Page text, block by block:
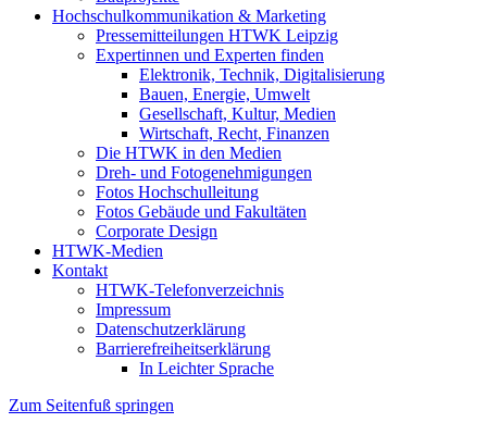
Hochschulkommunikation & Marketing
Pressemitteilungen HTWK Leipzig
Expertinnen und Experten finden
Elektronik, Technik, Digitalisierung
Bauen, Energie, Umwelt
Gesellschaft, Kultur, Medien
Wirtschaft, Recht, Finanzen
Die HTWK in den Medien
Dreh- und Fotogenehmigungen
Fotos Hochschulleitung
Fotos Gebäude und Fakultäten
Corporate Design
HTWK-Medien
Kontakt
HTWK-Telefonverzeichnis
Impressum
Datenschutzerklärung
Barrierefreiheitserklärung
In Leichter Sprache
Zum Seitenfuß springen